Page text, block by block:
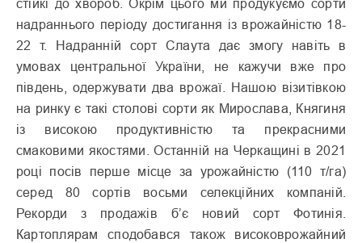
стійкі до хвороб. Окрім цього ми продукуємо сорти
надраннього періоду достигання із врожайністю 18-
22 т. Надранній сорт Слаута дає змогу навіть в
умовах центральної України, не кажучи вже про
південь, одержувати два врожаї. Нашою візитівкою
на ринку є такі столові сорти як Мирослава, Княгиня
із високою продуктивністю та прекрасними
смаковими якостями. Останній на Черкащині в 2021
році посів перше місце за урожайністю (110 т/га)
серед 80 сортів восьми селекційних компаній.
Рекорди з продажів б’є новий сорт Фотинія.
Картоплярам сподобався також високоврожайний